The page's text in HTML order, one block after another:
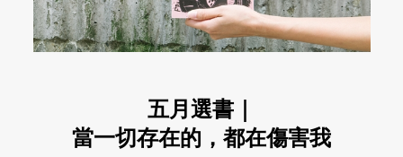
五月選書｜
當一切存在的，都在傷害我